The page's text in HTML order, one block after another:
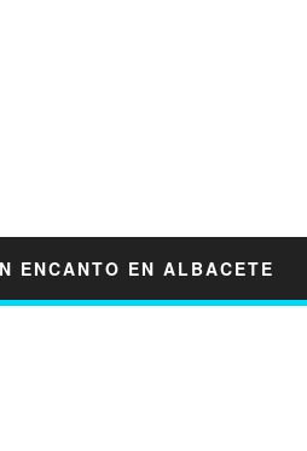
ENCANTO EN ALBACETE